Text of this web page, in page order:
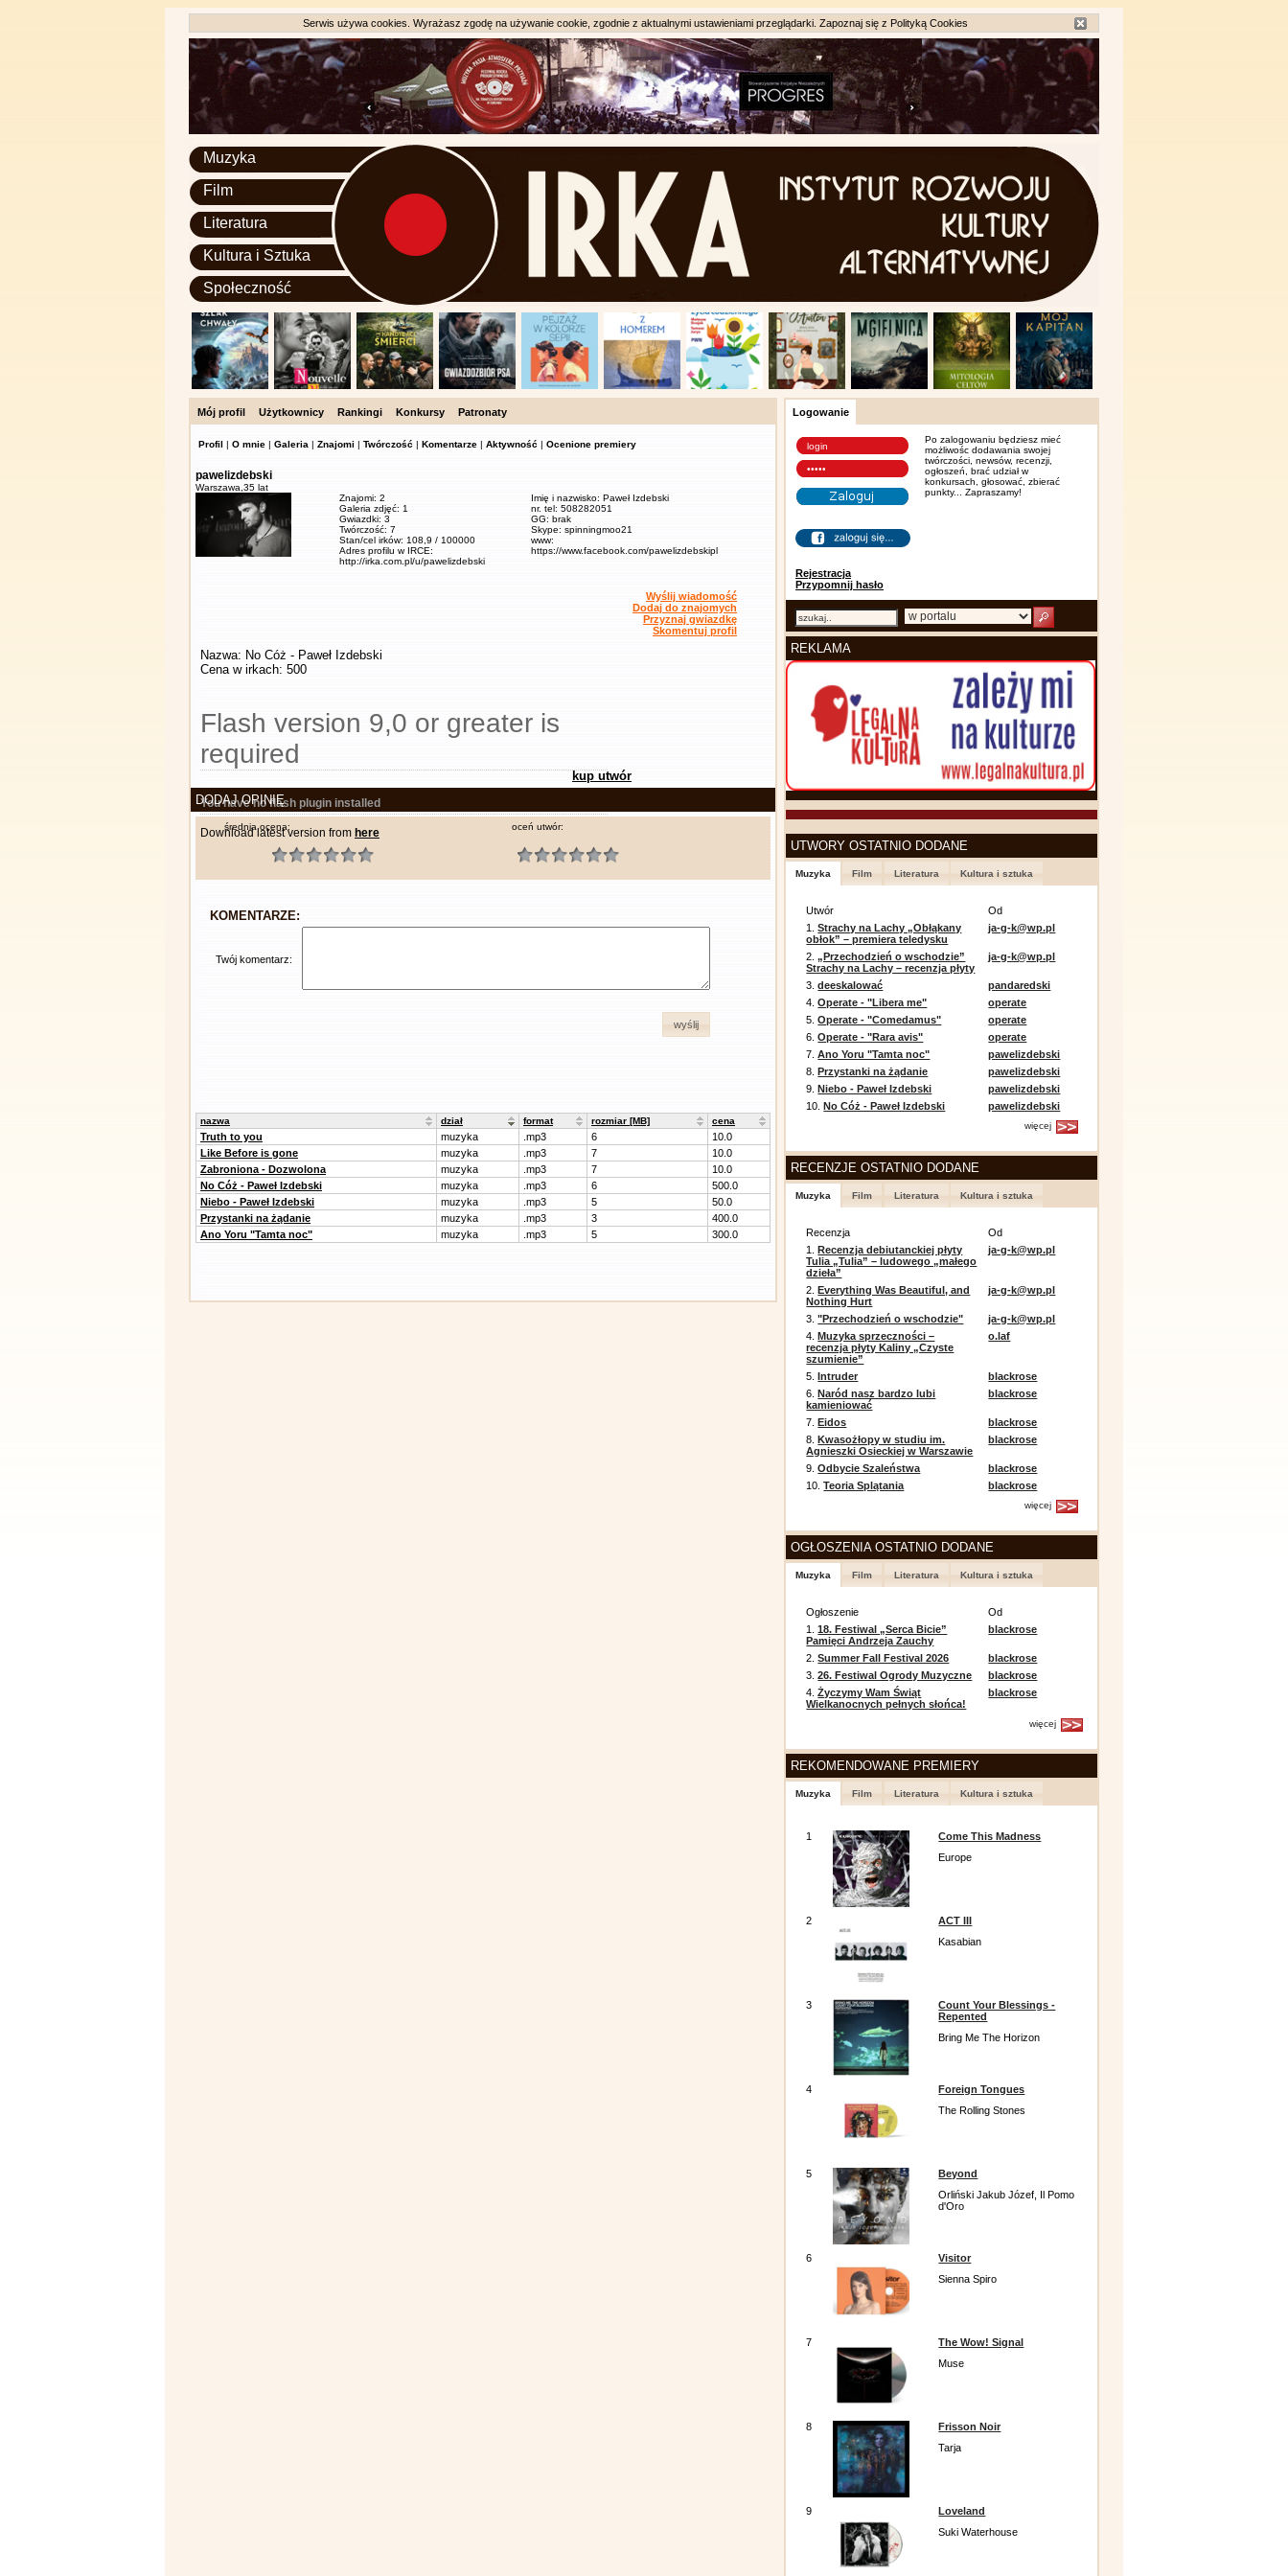
Serwis używa cookies. Wyrażasz zgodę na używanie cookie, zgodnie z aktualnymi ustawieniami przeglądarki. Zapoznaj się z Polityką Cookies
Muzyka
Film
Literatura
Kultura i Sztuka
Społeczność
Mój profil Użytkownicy Rankingi Konkursy Patronaty
Profil | O mnie | Galeria | Znajomi | Twórczość | Komentarze | Aktywność | Ocenione premiery
pawelizdebski
Warszawa, 35 lat
Znajomi: 2
Galeria zdjęć: 1
Gwiazdki: 3
Twórczość: 7
Stan/cel irków: 108,9 / 100000
Adres profilu w IRCE:
http://irka.com.pl/u/pawelizdebski
Imię i nazwisko: Paweł Izdebski
nr. tel: 508282051
GG: brak
Skype: spinningmoo21
www:
https://www.facebook.com/pawelizdebskipl
Wyślij wiadomość
Dodaj do znajomych
Przyznaj gwiazdkę
Skomentuj profil
Nazwa: No Cóż - Paweł Izdebski
Cena w irkach: 500
Flash version 9,0 or greater is
required
You have no flash plugin installed
Download latest version from here
kup utwór
DODAJ OPINIĘ
średnia ocena: oceń utwór:
KOMENTARZE:
Twój komentarz:
wyślij
nazwa dział format rozmiar [MB] cena
Truth to you muzyka .mp3 6
10.0
Like Before is gone
muzyka .mp3 7
10.0
Zabroniona - Dozwolona
muzyka .mp3 7
10.0
No Cóż - Paweł Izdebski
muzyka .mp3 6
500.0
Niebo - Paweł Izdebski
muzyka .mp3 5
50.0
Przystanki na żądanie
muzyka .mp3 3
400.0
Ano Yoru "Tamta noc"
muzyka .mp3 5 300.0
Logowanie
Rejestracja
Przypomnij hasło
Po zalogowaniu będziesz mieć
możliwośc dodawania swojej
twórczości, newsów, recenzji,
ogłoszeń, brać udział w
konkursach, głosować, zbierać
punkty... Zapraszamy!
REKLAMA
UTWORY OSTATNIO DODANE
Muzyka Film Literatura Kultura i sztuka
Utwór
Od
1.Strachy na Lachy „Obłąkany
obłok” – premiera teledysku
ja-g-k@wp.pl
2.„Przechodzień o wschodzie”
Strachy na Lachy – recenzja płyty
ja-g-k@wp.pl
3.deeskalować
pandaredski
4.Operate - "Libera me"
operate
5.Operate - "Comedamus"
operate
6.Operate - "Rara avis"
operate
7.Ano Yoru "Tamta noc"
pawelizdebski
8.Przystanki na żądanie
pawelizdebski
9.Niebo - Paweł Izdebski
pawelizdebski
10.No Cóż - Paweł Izdebski pawelizdebski
więcej
RECENZJE OSTATNIO DODANE
Muzyka Film Literatura Kultura i sztuka
Recenzja
Od
1.Recenzja debiutanckiej płyty
Tulia „Tulia” – ludowego „małego
dzieła”
ja-g-k@wp.pl
2.Everything Was Beautiful, and
Nothing Hurt
ja-g-k@wp.pl
3."Przechodzień o wschodzie"
ja-g-k@wp.pl
4.Muzyka sprzeczności –
recenzja płyty Kaliny „Czyste
szumienie”
o.laf
5.Intruder
blackrose
6.Naród nasz bardzo lubi
kamieniować
blackrose
7.Eidos
blackrose
8.Kwasożłopy w studiu im.
Agnieszki Osieckiej w Warszawie
blackrose
9.Odbycie Szaleństwa
blackrose
10.Teoria Splątania blackrose
więcej
OGŁOSZENIA OSTATNIO DODANE
Muzyka Film Literatura Kultura i sztuka
Ogłoszenie
Od
1.18. Festiwal „Serca Bicie”
Pamięci Andrzeja Zauchy
blackrose
2.Summer Fall Festival 2026
blackrose
3.26. Festiwal Ogrody Muzyczne
blackrose
4.Życzymy Wam Świąt
Wielkanocnych pełnych słońca!
blackrose
więcej
REKOMENDOWANE PREMIERY
Muzyka Film Literatura Kultura i sztuka
1
Come This Madness
Europe
2
ACT III
Kasabian
3
Count Your Blessings -
Repented
Bring Me The Horizon
4
Foreign Tongues
The Rolling Stones
5
Beyond
Orliński Jakub Józef, Il Pomo
d'Oro
6
Visitor
Sienna Spiro
7
The Wow! Signal
Muse
8
Frisson Noir
Tarja
9
Loveland
Suki Waterhouse